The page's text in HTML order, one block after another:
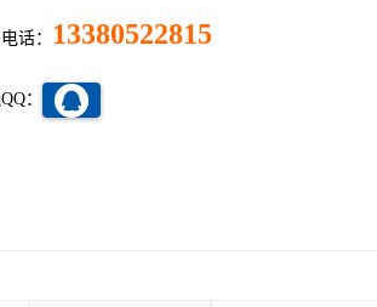
话： 13380522815
：